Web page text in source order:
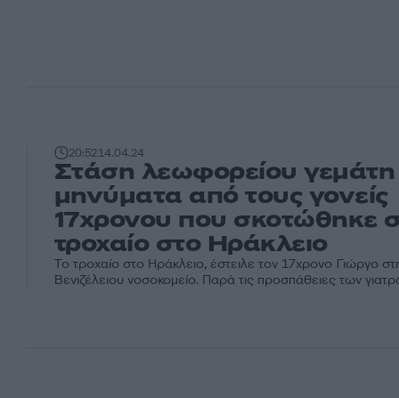
20:5214.04.24
Στάση λεωφορείου γεμάτη
μηνύματα από τους γονείς
17χρονου που σκοτώθηκε
τροχαίο στο Ηράκλειο
Το τροχαίο στο Ηράκλειο, έστειλε τον 17χρονο Γιώργο
Βενιζέλειου νοσοκομείο. Παρά τις προσπάθειες των